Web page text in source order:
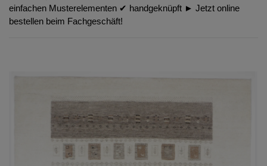
einfachen Musterelementen ✔︎ handgeknüpft ► Jetzt online
bestellen beim Fachgeschäft!